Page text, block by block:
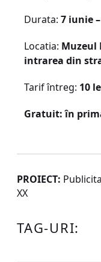
Durata: 7 iunie
Locatia: Muzeul
intrarea din
Tarif întreg: 10
Gratuit: în
PROIECT:
XX
TAG-URI: